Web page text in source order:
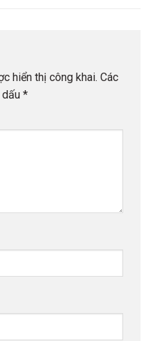
hiển thị công khai. Các
*